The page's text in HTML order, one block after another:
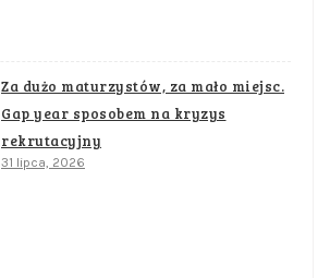
Za dużo maturzystów, za mało miejsc.
Gap year sposobem na kryzys
rekrutacyjny
31 lipca, 2026